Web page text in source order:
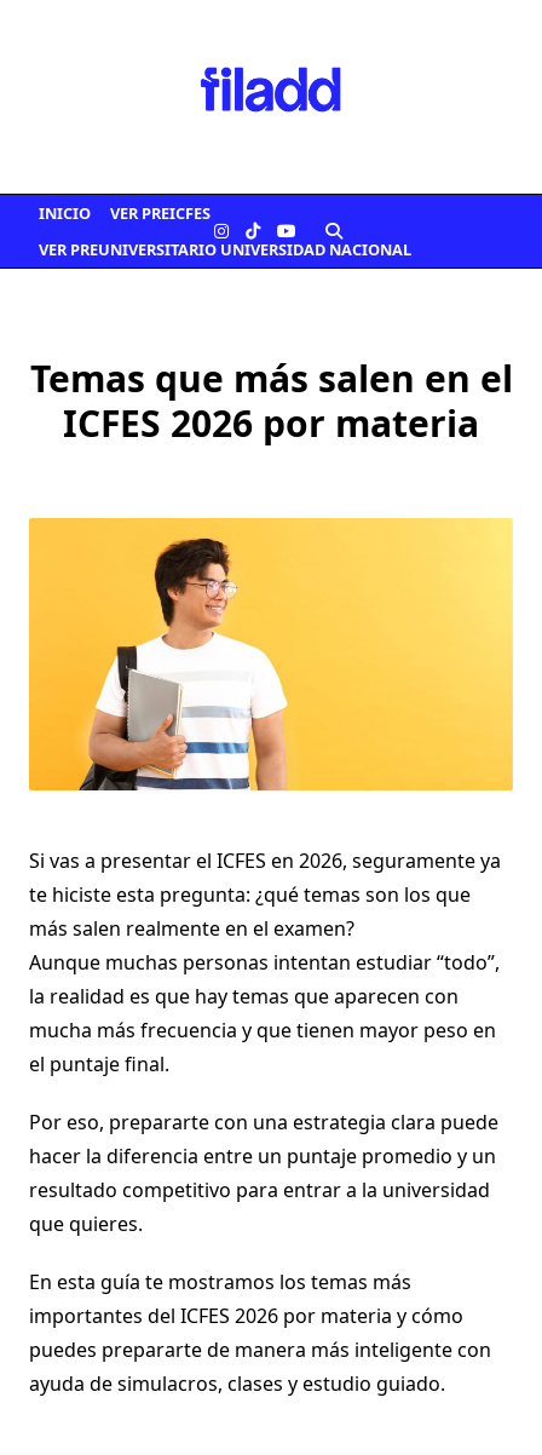
INICIO
VER PREICFES
VER PREUNIVERSITARIO UNIVERSIDAD NACIONAL
Temas que más salen en el
ICFES 2026 por materia
Si vas a presentar el ICFES en 2026, seguramente ya
te hiciste esta pregunta: ¿qué temas son los que
más salen realmente en el examen?
Aunque muchas personas intentan estudiar “todo”,
la realidad es que hay temas que aparecen con
mucha más frecuencia y que tienen mayor peso en
el puntaje final.
Por eso, prepararte con una estrategia clara puede
hacer la diferencia entre un puntaje promedio y un
resultado competitivo para entrar a la universidad
que quieres.
En esta guía te mostramos los temas más
importantes del ICFES 2026 por materia y cómo
puedes prepararte de manera más inteligente con
ayuda de simulacros, clases y estudio guiado.